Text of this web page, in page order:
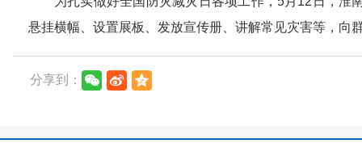
悬挂横幅、设置展板、发放宣传册、讲解常见灾害等，向
分享到：